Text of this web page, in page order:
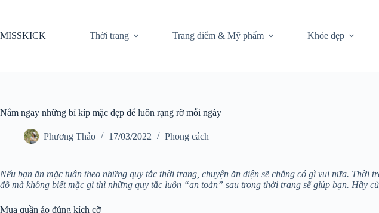
nội
MISSKICK Thời trang Trang điểm & Mỹ phẩm Khỏe đẹp
Nắm ngay những bí kíp mặc đẹp để luôn rạng rỡ mỗi ngày
Phương Thảo 17/03/2022 Phong cách
Nếu bạn ăn mặc tuân theo những quy tắc thời trang, chuyện ăn diện sẽ chẳng có gì vui nữa.
đồ mà không biết mặc gì thì những quy tắc luôn “an toàn” sau trong thời trang sẽ giúp bạn. Hãy
Mua quần áo đúng kích cỡ